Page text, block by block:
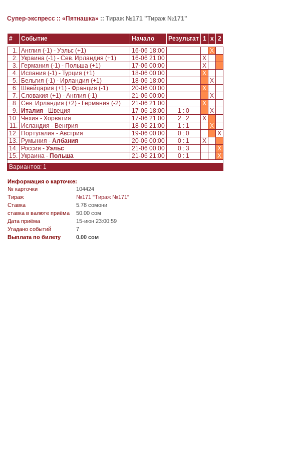
Супер-экспресс :: «Пятнашка» :: Тираж №171 "Тираж №171"
# Событие Начало Результат 1 x
2
1. Англия (-1) - Уэльс (+1) 16-06 18:00
X
2. Украина (-1) - Сев. Ирландия (+1) 16-06 21:00
X
3.
Германия (-1) - Польша (+1) 17-06 00:00
X
4.
Испания (-1) - Турция (+1) 18-06 00:00
X
5.
Бельгия (-1) - Ирландия (+1) 18-06 18:00
X
6.
Швейцария (+1) - Франция (-1) 20-06 00:00
X
7. Словакия (+1) - Англия (-1) 21-06 00:00
X
8. Сев. Ирландия (+2) - Германия (-2) 21-06 21:00
X
9.
Италия - Швеция 17-06 18:00 1 : 0
X
10. Чехия - Хорватия 17-06 21:00 2 : 2
X
11.
Исландия - Венгрия 18-06 21:00 1 : 1
X
12.
Португалия - Австрия 19-06 00:00 0 : 0
X
13.
Румыния - Албания 20-06 00:00 0 : 1
X
14.
Россия - Уэльс 21-06 00:00 0 : 3
X
15. Украина - Польша 21-06 21:00 0 : 1
X
Вариантов: 1
Информация о карточке:
№ карточки
104424
Tираж
№171 "Тираж №171"
Ставка
5.78 сомони
ставка в валюте приёма
50.00 сом
Дата приёма
15-июн 23:00:59
Угадано событий
7
Выплата по билету
0.00 сом